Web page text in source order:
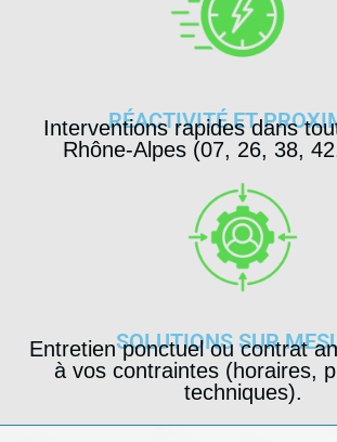
RÉACTIVITÉ ET
Interventions rapides dans
Rhône-Alpes (07, 26, 38,
SOLUTIONS SUR
Entretien ponctuel ou contrat
à vos contraintes (horaires,
techniques).